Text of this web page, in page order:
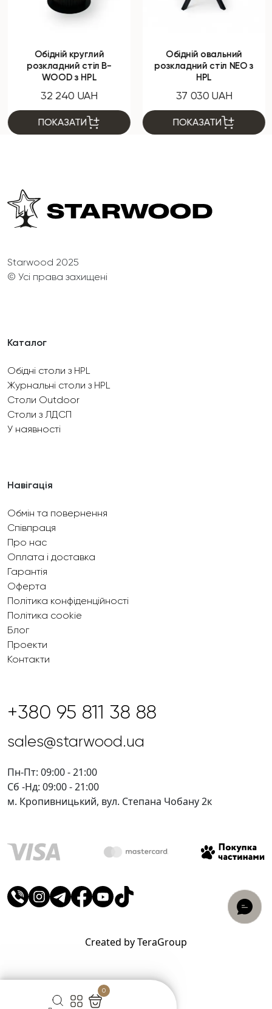
Обідній круглий
розкладний стіл B-
WOOD з HPL
32 240 UAH
ПОКАЗАТИ
Обідній овальний
розкладний стіл NEO з
HPL
37 030 UAH
ПОКАЗАТИ
Starwood 2025
© Усі права захищені
Каталог
Обідні столи з HPL
Журнальні столи з HPL
Столи Outdoor
Столи з ЛДСП
У наявності
Навігація
Обмін та повернення
Співпраця
Про нас
Оплата і доставка
Гарантія
Оферта
Політика конфіденційності
Політика cookie
Блог
Проекти
Контакти
+380 95 811 38 88
sales@starwood.ua
Пн-Пт: 09:00 - 21:00
Сб -Нд: 09:00 - 21:00
м. Кропивницький, вул. Степана Чобану 2к
Created by TeraGroup
0